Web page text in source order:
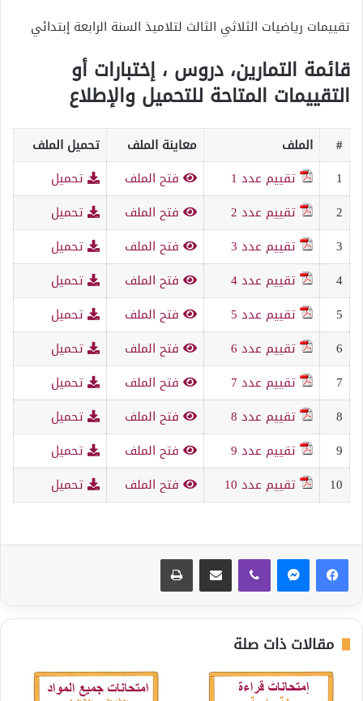
تقييمات رياضيات الثلاثي الثالث لتلاميذ السنة الرابعة إبتدائي
قائمة التمارين، دروس ، إختبارات أو
التقييمات المتاحة للتحميل والإطلاع
# الملف معاينة الملف
تحميل الملف
1
تقييم عدد 1 فتح الملف
تحميل
2
تقييم عدد 2 فتح الملف
تحميل
3
تقييم عدد 3 فتح الملف
تحميل
4
تقييم عدد 4 فتح الملف
تحميل
5
تقييم عدد 5 فتح الملف
تحميل
6
تقييم عدد 6 فتح الملف
تحميل
7
تقييم عدد 7 فتح الملف
تحميل
8
تقييم عدد 8 فتح الملف
تحميل
9
تقييم عدد 9 فتح الملف
تحميل
10
تقييم عدد 10 فتح الملف تحميل
مقالات ذات صلة